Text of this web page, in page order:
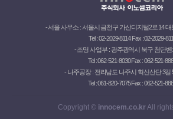
- 서울 사무소 : 서울시 금천구 가산디지털2로 14
Tel : 02-2029-8114 Fax : 02-2029-
- 조명 사업부 : 광주광역시 북구 첨단벤
Tel : 062-521-8030 Fax : 062-521-
- 나주공장 : 전라남도 나주시 혁신산단 3길
Tel : 061-820-7075 Fax : 062-521-
Copyright © innocem.co.krAll